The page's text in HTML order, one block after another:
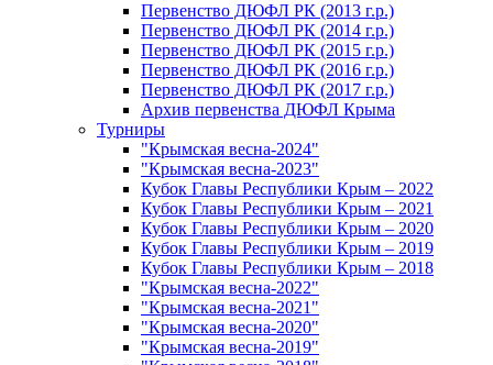
Первенство ДЮФЛ РК (2013 г.р.)
Первенство ДЮФЛ РК (2014 г.р.)
Первенство ДЮФЛ РК (2015 г.р.)
Первенство ДЮФЛ РК (2016 г.р.)
Первенство ДЮФЛ РК (2017 г.р.)
Архив первенства ДЮФЛ Крыма
Турниры
"Крымская весна-2024"
"Крымская весна-2023"
Кубок Главы Республики Крым – 2022
Кубок Главы Республики Крым – 2021
Кубок Главы Республики Крым – 2020
Кубок Главы Республики Крым – 2019
Кубок Главы Республики Крым – 2018
"Крымская весна-2022"
"Крымская весна-2021"
"Крымская весна-2020"
"Крымская весна-2019"